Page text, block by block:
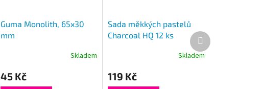
Guma Monolith, 65x30
mm
Skladem
45 Kč
Sada měkkých pastelů
Charcoal HQ 12 ks
Skladem
119 Kč
Další
produkt